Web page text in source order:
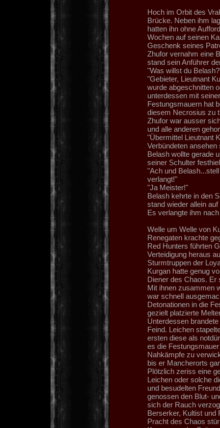
Hoch im Orbit des
Brücke. Neben ihm
hatten ihn ohne
Wochen auf seinen
Geschenk seines
Zhufor vernahm eine
stand sein Anführer
"Was willst du
"Gebieter, Lieutnant
wurde abgeschnitten
unterdessen mit
Festungsmauern hat
diesem Necrosius zu
Zhufor war ausser
und alle anderen
"Übermittel Lieutnant
Verbündeten
Belash wollte gerade
seiner Schulter
"Ach und
verlangt!"
"Ja Meister!"
Belash kehrte in den
stand wieder allein
Es verlangte ihm
Welle um Welle von
Renegaten krachte
Red Hunters führten
Verteidigung heraus
Sturmtruppen der
Kurgan hatte genug
Diener des Chaos. Er
Mit ihnen zusammen
war schnell
Detonationen in die
gezielt platzierte
Unterdessen
Feind. Leichen
ersten diese als
es die
Nahkämpfe zu
bis er Mancherorts
Plötzlich zeriss eine
Leichen oder solche
und besudelten
genossen den Blut-
sich der Rauch
Berserker, Kultist und
Pracht des Chaos